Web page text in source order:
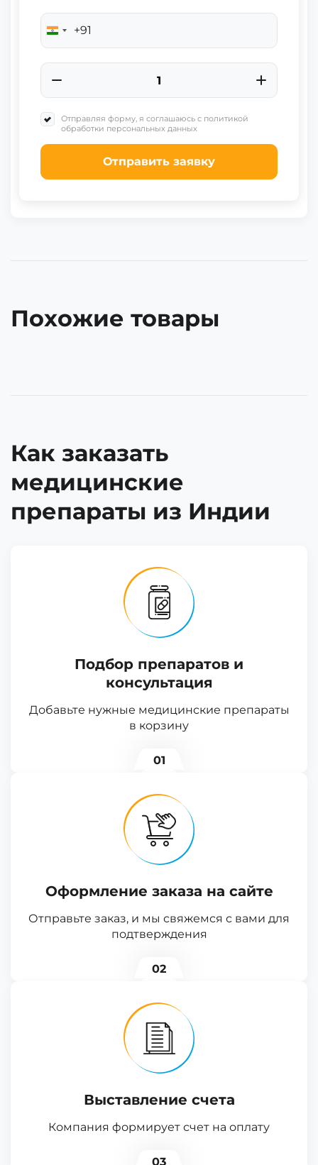
India
+91
+91
Отправляя форму, я соглашаюсь с политикой
обработки персональных данных
Отправить заявку
Похожие товары
Как заказать
медицинские
препараты из Индии
Подбор препаратов и
консультация
Добавьте нужные медицинские препараты
в корзину
01
Оформление заказа на сайте
Отправьте заказ, и мы свяжемся с вами для
подтверждения
02
Выставление счета
Компания формирует счет на оплату
03